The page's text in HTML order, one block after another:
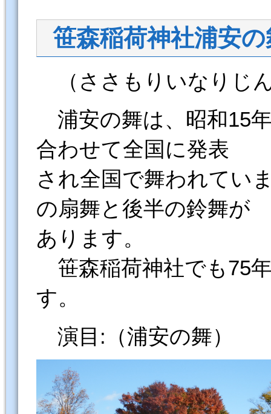
笹森稲荷神社浦安の
（ささもりいなりじ
浦安の舞は、昭和15
合わせて全国に発表
され全国で舞われてい
の扇舞と後半の鈴舞が
あります。
笹森稲荷神社でも75
す。
演目:（浦安の舞）